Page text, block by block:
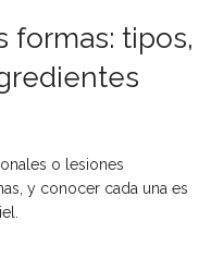
formas: tipos,
o lesiones
y conocer cada una es